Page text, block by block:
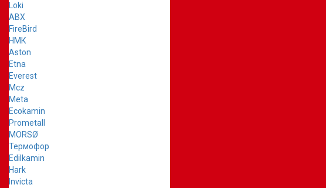
Loki
ABX
FireBird
НМК
Aston
Etna
Everest
Mcz
Meta
Ecokamin
Prometall
MORSØ
Термофор
Edilkamin
Hark
Invicta